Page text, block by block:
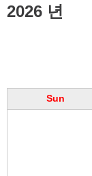
2026 년
Sun